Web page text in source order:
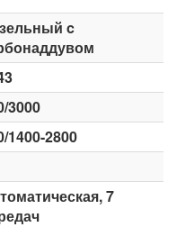
c
3000
1400-2800
7